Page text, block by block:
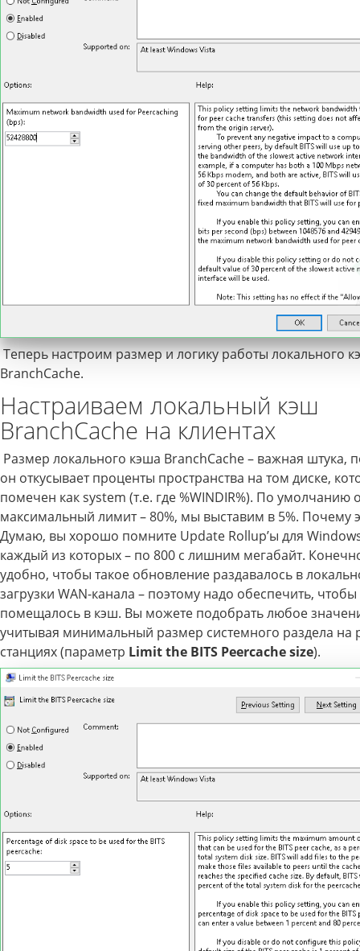
Теперь настроим размер и логику работы локального
BranchCache.
Настраиваем локальный кэш
BranchCache на клиентах
Размер локального кэша BranchCache – важная штука,
он откусывает проценты пространства на том диске,
помечен как system (т.е. где %WINDIR%). По умолчанию
максимальный лимит – 80%, мы выставим в 5%. Почему
Думаю, вы хорошо помните Update Rollup’ы для
каждый из которых – по 800 с лишним мегабайт.
удобно, чтобы такое обновление раздавалось в
загрузки WAN-канала – поэтому надо обеспечить,
помещалось в кэш. Вы можете подобрать любое
учитывая минимальный размер системного раздела на
станциях (параметр Limit the BITS Peercache size).